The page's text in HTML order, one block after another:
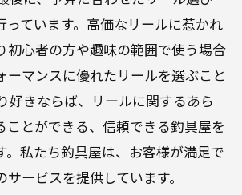
っています。高価なリールに惹かれ
初心者の方や趣味の範囲で使う場合
ーマンスに優れたリールを選ぶこと
好きならば、リールに関するあら
ことができる、信頼できる釣具屋を
。私たち釣具屋は、お客様が満足で
ービスを提供しています。